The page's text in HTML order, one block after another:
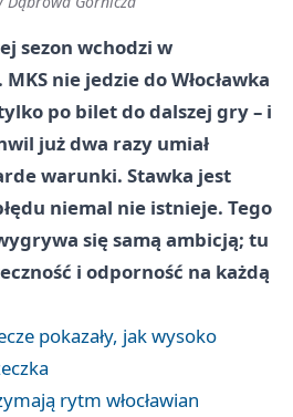
sezon wchodzi w
nie jedzie do Włocławka
po bilet do dalszej gry – i
już dwa razy umiał
warunki. Stawka jest
niemal nie istnieje. Tego
się samą ambicją; tu
i odporność na każdą
pokazały, jak wysoko
rytm włocławian